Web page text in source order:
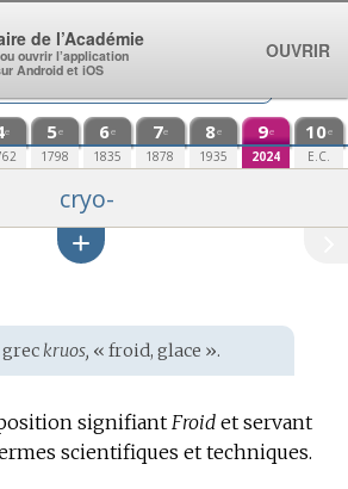
e 5e
1798
6e
1835
7e
1878
8e
1935
9e
2024
10e
E.C.
cryo-
greckruos, « froid, glace ».
signifiant Froid et servant
scientifiques et techniques.
de l’Académie
ouvrir l’application
Android et iOS
OUVRIR